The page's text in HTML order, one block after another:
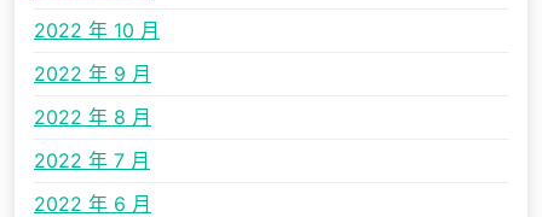
2022 年 10 月
2022 年 9 月
2022 年 8 月
2022 年 7 月
2022 年 6 月